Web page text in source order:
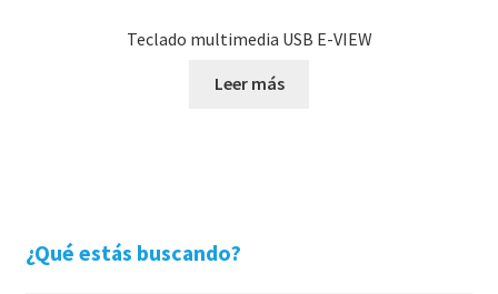
Teclado multimedia USB E-VIEW
Leer más
¿Qué estás buscando?